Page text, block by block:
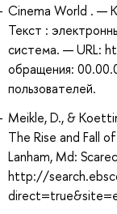
Cinema World . —
Текст :
система. — URL:
обращения:
пользователей.
Meikle, D., &
The Rise and Fall
Lanham, Md:
http://